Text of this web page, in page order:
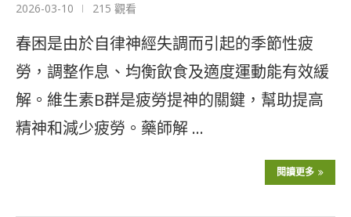
2026-03-10 215 觀看
春困是由於自律神經失調而引起的季節性疲
勞，調整作息、均衡飲食及適度運動能有效緩
解。維生素B群是疲勞提神的關鍵，幫助提高
精神和減少疲勞。藥師解 …
閱讀更多